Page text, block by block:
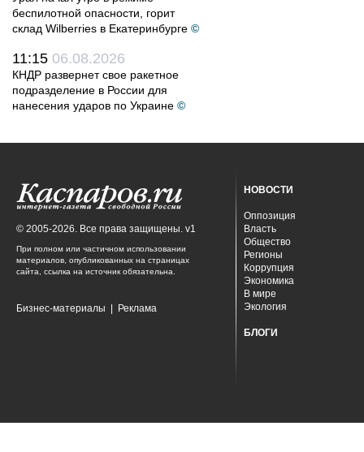
беспилотной опасности, горит
склад Wilberries в Екатеринбурге ©
11:15 06.08.2026
КНДР развернет свое ракетное
подразделение в России для
нанесения ударов по Украине ©
© 2005-2026. Все права защищены. v1
При полном или частичном использовании
материалов, опубликованных на страницах
сайта, ссылка на источник обязательна.
Бизнес-материалы Реклама
НОВОСТИ
Оппозиция
Власть
Общество
Регионы
Коррупция
Экономика
В мире
Экология
БЛОГИ